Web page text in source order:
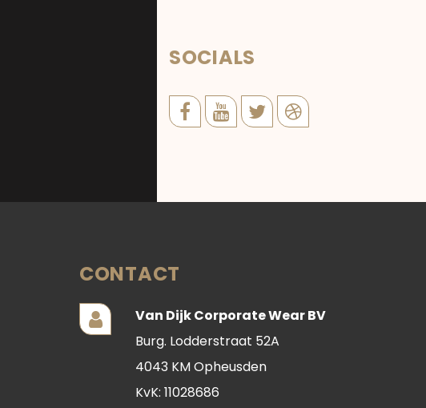
SOCIALS
CONTACT
Van Dijk Corporate Wear BV
Burg. Lodderstraat 52A
4043 KM Opheusden
KvK: 11028686